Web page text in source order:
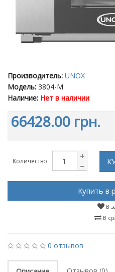
Производитель: UNOX
Модель: 3804-M
Наличие: Нет в наличии
66428.00 грн.
Количество
Купить в
В
В
0 отзывов